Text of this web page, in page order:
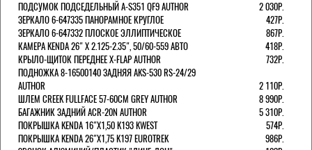
ПОДСУМОК ПОДСЕДЕЛЬНЫЙ A-S351 QF9 AUTHOR
2 030Р.
ЗЕРКАЛО 6-647335 ПАНОРАМНОЕ КРУГЛОЕ
427Р.
ЗЕРКАЛО 6-647332 ПЛОСКОЕ ЭЛЛИПТИЧЕСКОЕ
867Р.
КАМЕРА KENDA 26" Х 2.125-2.35", 50/60-559 АВТО
418Р.
КРЫЛО-ЩИТОК ПЕРЕДНЕЕ X-FLAP AUTHOR
732Р.
ПОДНОЖКА 8-16500140 ЗАДНЯЯ AKS-530 RS-24/29
AUTHOR
2 110Р.
ШЛЕМ CREEK FULLFACE 57-60СМ GREY AUTHOR
8 990Р.
БАГАЖНИК ЗАДНИЙ ACR-20N AUTHOR
5 310Р.
ПОКРЫШКА KENDA 16"Х1,50 K193 KWEST
574Р.
ПОКРЫШКА KENDA 26"Х1,75 K197 EUROTREK
986Р.